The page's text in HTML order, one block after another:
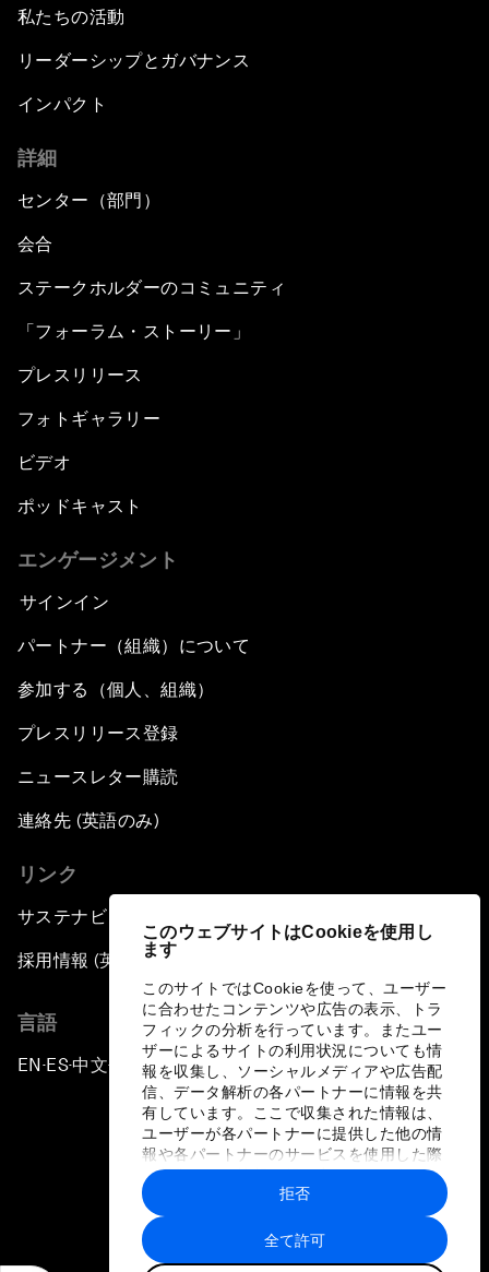
このウェブサイトはCookieを使用し
ます
このサイトではCookieを使って、ユーザー
に合わせたコンテンツや広告の表示、トラ
フィックの分析を行っています。またユー
ザーによるサイトの利用状況についても情
報を収集し、ソーシャルメディアや広告配
信、データ解析の各パートナーに情報を共
有しています。ここで収集された情報は、
ユーザーが各パートナーに提供した他の情
報や各パートナーのサービスを使用した際
に収集された情報と組み合わされ、各パー
トナーによって使用されることがありま
す。
全て許可
拒否
私たちの活動
リーダーシップとガバナンス
インパクト
詳細
センター（部門）
会合
ステークホルダーのコミュニティ
「フォーラム・ストーリー」
プレスリリース
フォトギャラリー
ビデオ
ポッドキャスト
エンゲージメント
サインイン
パートナー（組織）について
参加する（個人、組織）
プレスリリース登録
ニュースレター購読
連絡先 (英語のみ)
リンク
サステナビリティへの取り組み
採用情報 (英語のみ)
言語
EN ▪ES▪中文▪ 日本語
プライバシーポリシーと利用規約
サイトマップ